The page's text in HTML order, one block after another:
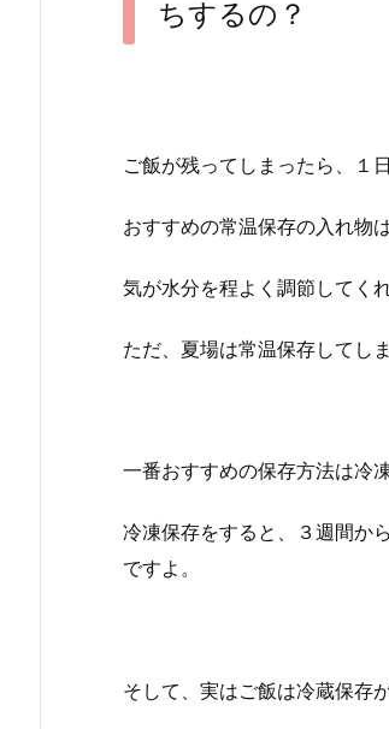
ちするの？
ご飯が残ってしまったら、１
おすすめの常温保存の入れ物
気が水分を程よく調節してく
ただ、夏場は常温保存してし
一番おすすめの保存方法は冷
冷凍保存をすると、３週間か
ですよ。
そして、実はご飯は冷蔵保存